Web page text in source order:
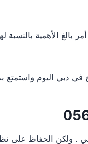
بالغ الأهمية
في دبي اليوم
. ولكن الحفاظ على